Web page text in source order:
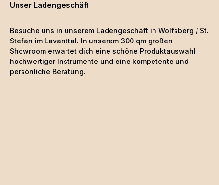
Unser Ladengeschäft
Besuche uns in unserem Ladengeschäft in Wolfsberg / St.
Stefan im Lavanttal. In unserem 300 qm großen
Showroom erwartet dich eine schöne Produktauswahl
hochwertiger Instrumente und eine kompetente und
persönliche Beratung.